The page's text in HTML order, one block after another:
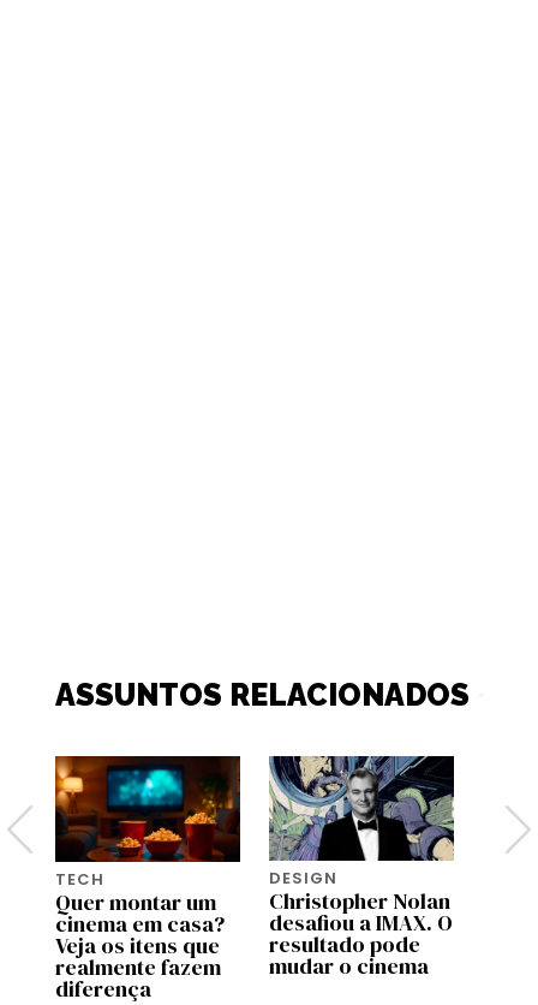
ASSUNTOS RELACIONADOS
TECH
Quer montar um
cinema em casa?
Veja os itens que
realmente fazem
diferença
DESIGN
Christopher Nolan
desafiou a IMAX. O
resultado pode
mudar o cinema